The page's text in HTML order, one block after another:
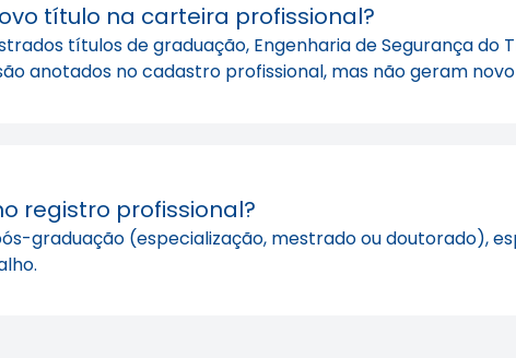
título na carteira profissional?
títulos de graduação, Engenharia de Segurança do
anotados no cadastro profissional, mas não geram
registro profissional?
graduação (especialização, mestrado ou doutorado),